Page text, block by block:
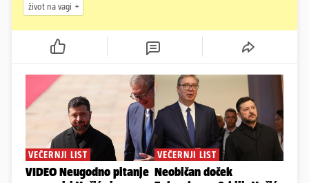
život na vagi